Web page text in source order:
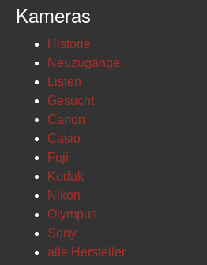
Kameras
Historie
Neuzugänge
Listen
Gesucht
Canon
Casio
Fuji
Kodak
Nikon
Olympus
Sony
alle Hersteller